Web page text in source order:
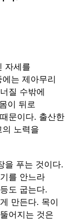
자세를
는 제아무리
질 수밖에
이 뒤로
문이다. 출산한
노력을
을 푸는 것이다.
를 안느라
도 굽는다.
만든다. 목이
어지는 것은